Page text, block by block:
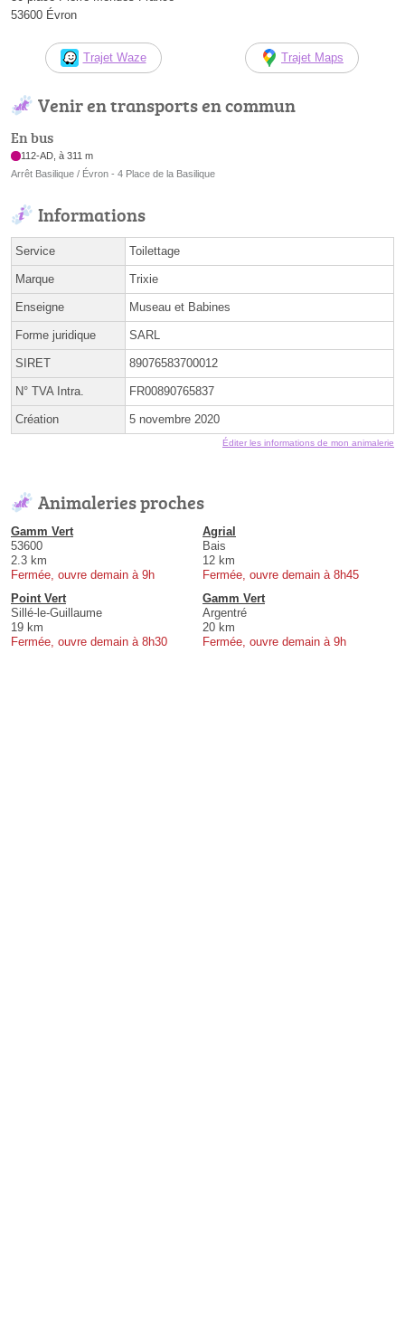
53600 Évron
Trajet Waze Trajet Maps
Venir en transports en commun
En bus
112-AD, à 311 m
Arrêt Basilique / Évron - 4 Place de la Basilique
Informations
Service Toilettage
Marque Trixie
Enseigne Museau et Babines
Forme juridique SARL
SIRET 89076583700012
N° TVA Intra. FR00890765837
Création 5 novembre 2020
Éditer les informations de mon animalerie
Animaleries proches
Gamm Vert
53600
2.3 km
Fermée, ouvre demain à 9h
Agrial
Bais
12 km
Fermée, ouvre demain à 8h45
Point Vert
Sillé-le-Guillaume
19 km
Fermée, ouvre demain à 8h30
Gamm Vert
Argentré
20 km
Fermée, ouvre demain à 9h